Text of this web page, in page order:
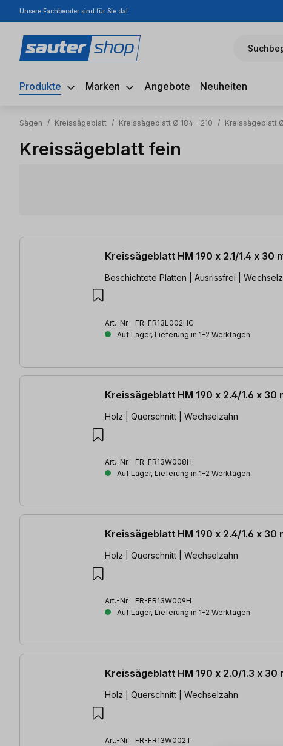
Hauptinhalt springen
Zur Suche springen
Zur Hauptnavigation springen
Unsere Fachberater sind für Sie da!
Produkte Marken Angebote Neuheiten
Sägen / Kreissägeblatt / Kreissägeblatt Ø 184 - 210 / Kreissägeblatt
Kreissägeblatt fein
6 Artikel gefunden
Kreissägeblatt HM 190 x 2.1/1.4 x 30
Beschichtete Platten | Ausrissfrei |
Art.-Nr.: FR-FR13L002HC
Auf Lager, Lieferung in 1-2 Werktagen
Kreissägeblatt HM 190 x 2.4/1.6 x 30
Holz | Querschnitt | Wechselzahn
Art.-Nr.: FR-FR13W008H
Auf Lager, Lieferung in 1-2 Werktagen
Kreissägeblatt HM 190 x 2.4/1.6 x 30
Holz | Querschnitt | Wechselzahn
Art.-Nr.: FR-FR13W009H
Auf Lager, Lieferung in 1-2 Werktagen
Kreissägeblatt HM 190 x 2.0/1.3 x 30
Holz | Querschnitt | Wechselzahn
Art.-Nr.: FR-FR13W002T